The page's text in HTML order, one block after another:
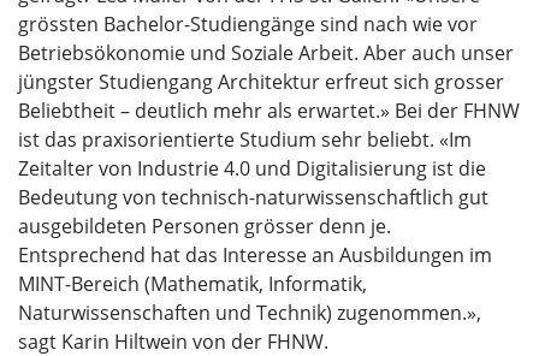
grössten Bachelor-Studiengänge sind nach wie vor
Betriebsökonomie und Soziale Arbeit. Aber auch unser
jüngster Studiengang Architektur erfreut sich grosser
Beliebtheit – deutlich mehr als erwartet.» Bei der FHNW
ist das praxisorientierte Studium sehr beliebt. «Im
Zeitalter von Industrie 4.0 und Digitalisierung ist die
Bedeutung von technisch-naturwissenschaftlich gut
ausgebildeten Personen grösser denn je.
Entsprechend hat das Interesse an Ausbildungen im
MINT-Bereich (Mathematik, Informatik,
Naturwissenschaften und Technik) zugenommen.»,
sagt Karin Hiltwein von der FHNW.